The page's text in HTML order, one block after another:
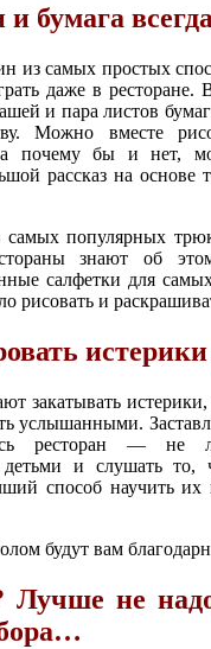
бумага
из самых простых
даже в ресторане.
и пара листов
Можно вместе
а почему бы и нет,
рассказ на основе
популярных
знают об
салфетки для
рисовать и
истерики
закатывать истерики,
услышанными.
ресторан — не
детьми и слушать
способ научить их
будут вам
Лучше не